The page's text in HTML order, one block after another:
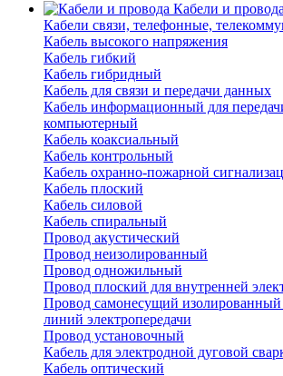
Кабели и провода
Кабели связи, телефонные,
Кабель высокого напряжения
Кабель гибкий
Кабель гибридный
Кабель для связи и передачи данных
Кабель информационный для
компьютерный
Кабель коаксиальный
Кабель контрольный
Кабель охранно-пожарной
Кабель плоский
Кабель силовой
Кабель спиральный
Провод акустический
Провод неизолированный
Провод одножильный
Провод плоский для внутренней
Провод самонесущий
линий электропередачи
Провод установочный
Кабель для электродной дуговой
Кабель оптический